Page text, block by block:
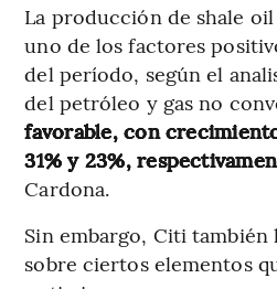
La producción de shale
uno de los factores
del período, según el
del petróleo y gas no
favorable, con
31% y 23%,
Cardona.
Sin embargo, Citi
sobre ciertos elementos